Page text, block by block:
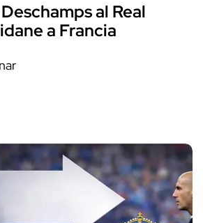
al Real
a Francia